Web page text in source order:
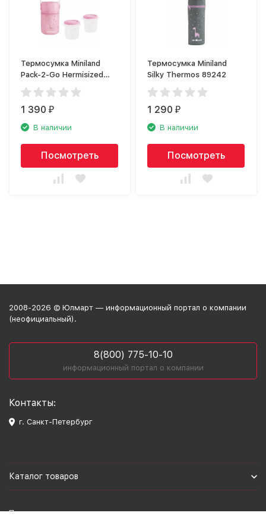
Термосумка Miniland
Pack-2-Go Hermisized
89247
1 390₽
В наличии
Посмотреть
Термосумка Miniland
Silky Thermos 89242
1 290₽
В наличии
Посмотреть
2008-2026 © Юлмарт — информационный портал о компании
(неофициальный).
8(800) 775-10-10
информационный портал о компании
Контакты:
г. Санкт-Петербург
Каталог товаров
Политика персональных данных